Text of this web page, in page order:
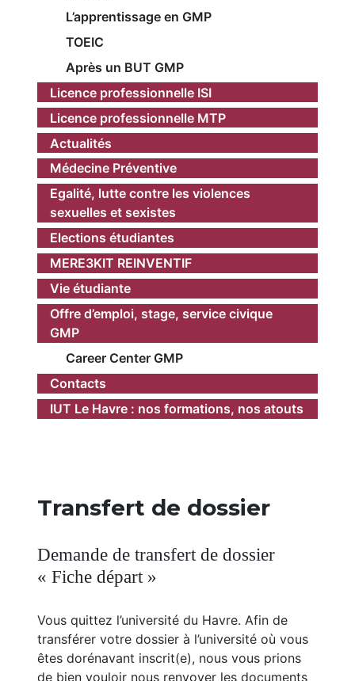
L’apprentissage en GMP
TOEIC
Après un BUT GMP
Licence professionnelle ISI
Licence professionnelle MTP
Actualités
Médecine Préventive
Egalité, lutte contre les violences
sexuelles et sexistes
Elections étudiantes
MERE3KIT REINVENTIF
Vie étudiante
Offre d’emploi, stage, service civique
GMP
Career Center GMP
Contacts
IUT Le Havre : nos formations, nos atouts
Transfert de dossier
Demande de transfert de dossier
« Fiche départ »
Vous quittez l’université du Havre. Afin de
transférer votre dossier à l’université où vous
êtes dorénavant inscrit(e), nous vous prions
de bien vouloir nous renvoyer les documents